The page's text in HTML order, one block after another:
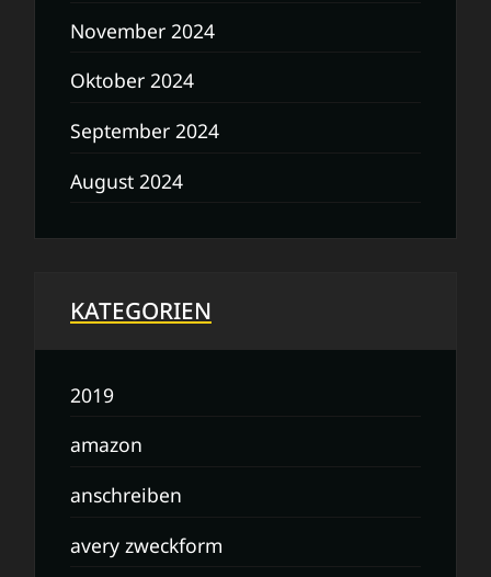
November 2024
Oktober 2024
September 2024
August 2024
KATEGORIEN
2019
amazon
anschreiben
avery zweckform